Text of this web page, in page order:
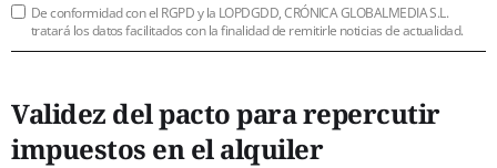
De conformidad con el RGPD y la LOPDGDD, CRÓNICA GLOBALMEDIA S.L.
tratará los datos facilitados con la finalidad de remitirle noticias de actualidad.
Validez del pacto para repercutir
impuestos en el alquiler